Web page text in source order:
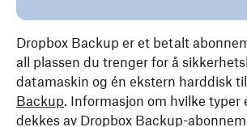
Dropbox Backup er et betalt
all plassen du trenger for å
datamaskin og én ekstern harddisk til
Backup. Informasjon om hvilke typer
dekkes av Dropbox Backup-